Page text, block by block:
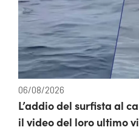
06/08/2026
L’addio del surfista al
il video del loro ultimo